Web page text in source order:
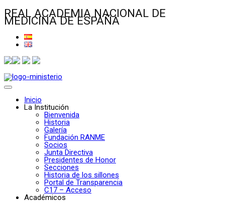
REAL ACADEMIA NACIONAL DE
MEDICINA DE ESPAÑA
Inicio
La Institución
Bienvenida
Historia
Galería
Fundación RANME
Socios
Junta Directiva
Presidentes de Honor
Secciones
Historia de los sillones
Portal de Transparencia
C17 – Acceso
Académicos